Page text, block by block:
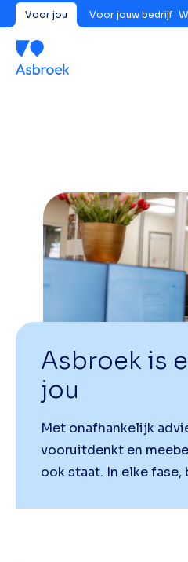
Voor jou Voor jouw bedrijf
Asbroek is
jou
Met onafhankelijk
vooruitdenkt en
ook staat. In elke fase,